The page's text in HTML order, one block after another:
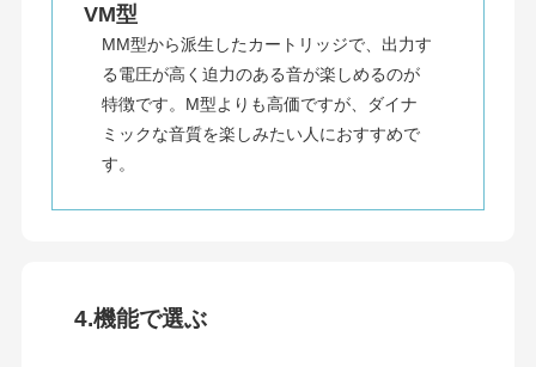
VM型
MM型から派生したカートリッジで、出力す
る電圧が高く迫力のある音が楽しめるのが
特徴です。M型よりも高価ですが、ダイナ
ミックな音質を楽しみたい人におすすめで
す。
4.機能で選ぶ